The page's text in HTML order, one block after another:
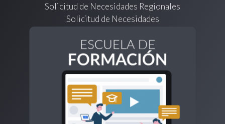
Solicitud de Necesidades Regionales
Solicitud de Necesidades